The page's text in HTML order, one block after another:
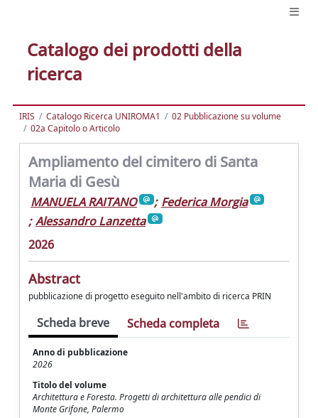
Catalogo dei prodotti della
ricerca
IRIS Catalogo Ricerca UNIROMA1
02 Pubblicazione su volume
02a Capitolo o Articolo
Ampliamento del cimitero di Santa
Maria di Gesù
MANUELA RAITANO ; Federica Morgia
; Alessandro Lanzetta
2026
Abstract
pubblicazione di progetto eseguito nell'ambito di ricerca PRIN
Scheda breve Scheda completa
Anno di pubblicazione
2026
Titolo del volume
Architettura e Foresta. Progetti di architettura alle pendici di
Monte Grifone, Palermo